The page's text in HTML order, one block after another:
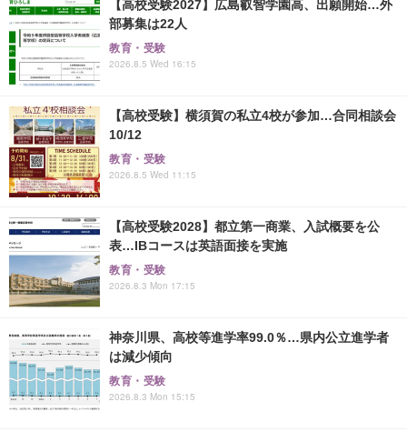
【高校受験2027】広島叡智学園高、出願開始…外
部募集は22人
教育・受験
2026.8.5 Wed 16:15
【高校受験】横須賀の私立4校が参加…合同相談会
10/12
教育・受験
2026.8.5 Wed 11:15
【高校受験2028】都立第一商業、入試概要を公
表…IBコースは英語面接を実施
教育・受験
2026.8.3 Mon 17:15
神奈川県、高校等進学率99.0％…県内公立進学者
は減少傾向
教育・受験
2026.8.3 Mon 15:15